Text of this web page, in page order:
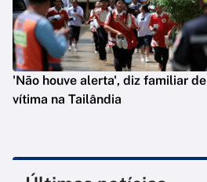
'Não houve alerta', diz familiar de
vítima na Tailândia